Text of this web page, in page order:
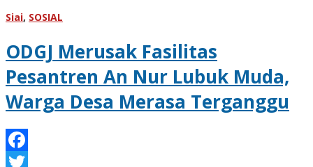
Siai, SOSIAL
ODGJ Merusak Fasilitas
Pesantren An Nur Lubuk Muda,
Warga Desa Merasa Terganggu
Facebook